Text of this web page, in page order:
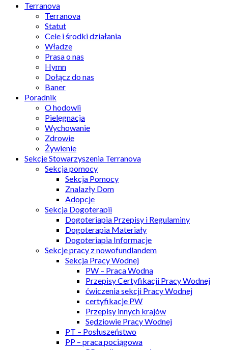
Terranova
Terranova
Statut
Cele i środki działania
Władze
Prasa o nas
Hymn
Dołącz do nas
Baner
Poradnik
O hodowli
Pielęgnacja
Wychowanie
Zdrowie
Żywienie
Sekcje Stowarzyszenia Terranova
Sekcja pomocy
Sekcja Pomocy
Znalazły Dom
Adopcje
Sekcja Dogoterapii
Dogoteriapia Przepisy i Regulaminy
Dogoterapia Materiały
Dogoteriapia Informacje
Sekcje pracy z nowofundlandem
Sekcja Pracy Wodnej
PW – Praca Wodna
Przepisy Certyfikacji Pracy Wodnej
ćwiczenia sekcji Pracy Wodnej
certyfikacje PW
Przepisy innych krajów
Sędziowie Pracy Wodnej
PT – Posłuszeństwo
PP – praca pociągowa